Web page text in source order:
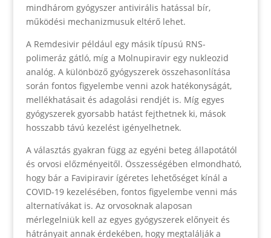
mindhárom gyógyszer antivirális hatással bír,
működési mechanizmusuk eltérő lehet.
A Remdesivir például egy másik típusú RNS-
polimeráz gátló, míg a Molnupiravir egy nukleozid
analóg. A különböző gyógyszerek összehasonlítása
során fontos figyelembe venni azok hatékonyságát,
mellékhatásait és adagolási rendjét is. Míg egyes
gyógyszerek gyorsabb hatást fejthetnek ki, mások
hosszabb távú kezelést igényelhetnek.
A választás gyakran függ az egyéni beteg állapotától
és orvosi előzményeitől. Összességében elmondható,
hogy bár a Favipiravir ígéretes lehetőséget kínál a
COVID-19 kezelésében, fontos figyelembe venni más
alternatívákat is. Az orvosoknak alaposan
mérlegelniük kell az egyes gyógyszerek előnyeit és
hátrányait annak érdekében, hogy megtalálják a